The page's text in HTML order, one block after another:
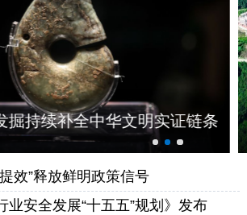
掘持续补全中华文明实证链条
效”释放鲜明政策信号
业安全发展“十五五”规划》发布